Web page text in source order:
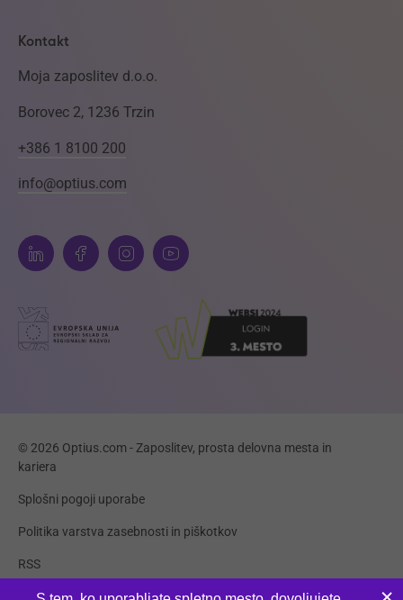
Kontakt
Moja zaposlitev d.o.o.
Borovec 2, 1236 Trzin
+386 1 8100 200
info@optius.com
© 2026 Optius.com - Zaposlitev, prosta delovna mesta in
kariera
Splošni pogoji uporabe
Politika varstva zasebnosti in piškotkov
RSS
Piškotki